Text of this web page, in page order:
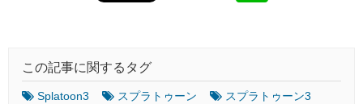
この記事に関するタグ
Splatoon3 スプラトゥーン スプラトゥーン3